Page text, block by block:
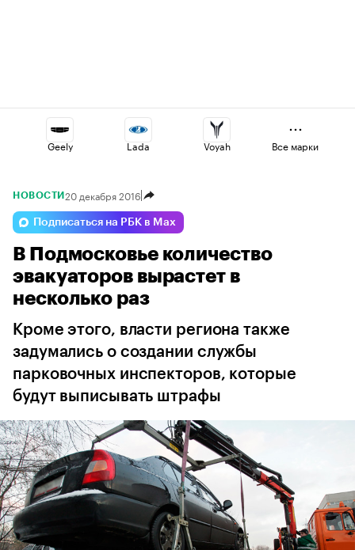
Geely Lada Voyah
Haval Esteo
Changan Jaecoo Volga
Все марки
НОВОСТИ 20 декабря 2016
Подписаться на РБК в Max
В Подмосковье количество
эвакуаторов вырастет в
несколько раз
Кроме этого, власти региона также
задумались о создании службы
парковочных инспекторов, которые
будут выписывать штрафы